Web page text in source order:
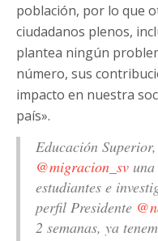
población, por lo que
ciudadanos plenos,
plantea ningún
número, sus
impacto en nuestra
país».
Educación
@migracion_sv
estudiantes e
perfil Presidente
2 semanas, ya